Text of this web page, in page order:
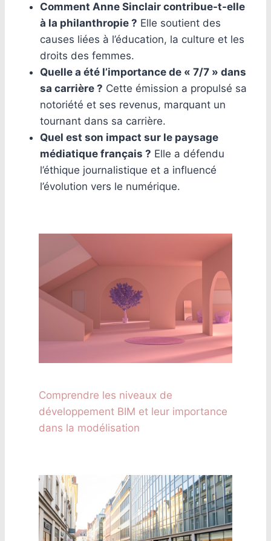
Comment Anne Sinclair contribue-t-elle
à la philanthropie ? Elle soutient des
causes liées à l’éducation, la culture et les
droits des femmes.
Quelle a été l’importance de « 7/7 » dans
sa carrière ? Cette émission a propulsé sa
notoriété et ses revenus, marquant un
tournant dans sa carrière.
Quel est son impact sur le paysage
médiatique français ? Elle a défendu
l’éthique journalistique et a influencé
l’évolution vers le numérique.
Comprendre les niveaux de
développement BIM et leur importance
dans la modélisation